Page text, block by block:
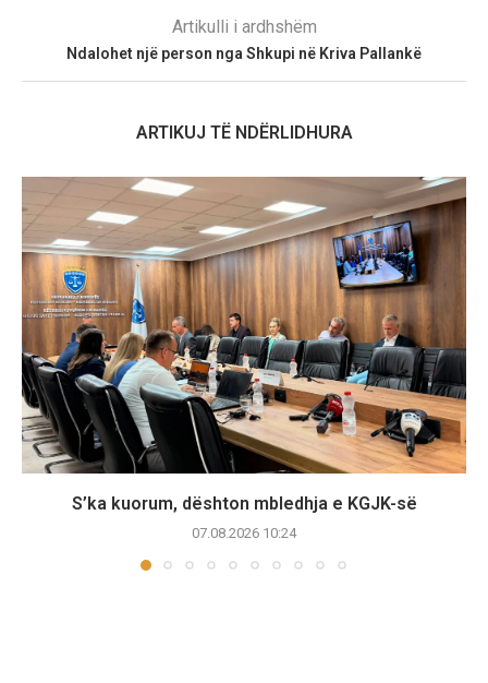
Artikulli i ardhshëm
Ndalohet një person nga Shkupi në Kriva Pallankë
ARTIKUJ TË NDËRLIDHURA
S’ka kuorum, dështon mbledhja e KGJK-së
07.08.2026 10:24